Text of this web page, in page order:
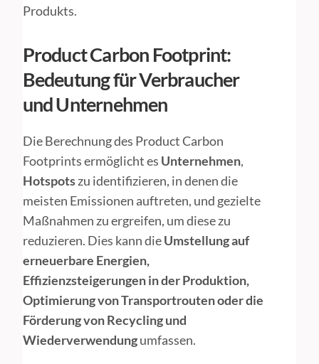
Produkts.
Product Carbon Footprint:
Bedeutung für Verbraucher
und Unternehmen
Die Berechnung des Product Carbon
Footprints ermöglicht es Unternehmen,
Hotspotszu identifizieren, in denen die
meisten Emissionen auftreten, und gezielte
Maßnahmen zu ergreifen, um diese zu
reduzieren. Dies kann dieUmstellung auf
erneuerbare Energien,
Effizienzsteigerungen in der Produktion,
Optimierung von Transportrouten oder die
Förderung von Recycling und
Wiederverwendungumfassen.